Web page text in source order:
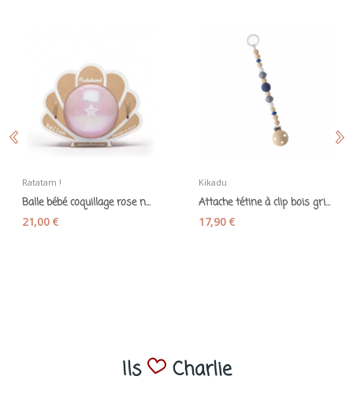
Ratatam !
Balle bébé coquillage rose nacré 10 cm – Ratatam
21,00 €
Kikadu
Attache tétine à clip bois gris et bleu marine...
17,90 €
Ils Charlie